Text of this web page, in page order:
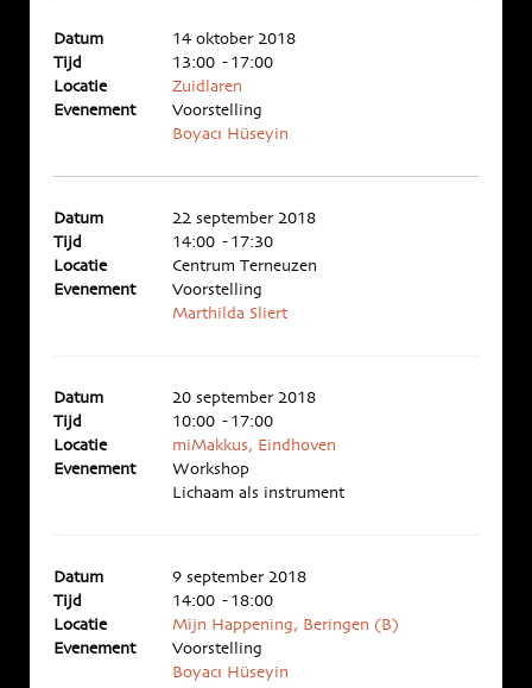
Datum
14 oktober 2018
Tijd
13:00 - 17:00
Locatie
Zuidlaren
Evenement
Voorstelling
Boyacı Hüseyin
Datum
22 september 2018
Tijd
14:00 - 17:30
Locatie
Centrum Terneuzen
Evenement
Voorstelling
Marthilda Sliert
Datum
20 september 2018
Tijd
10:00 - 17:00
Locatie
miMakkus, Eindhoven
Evenement
Workshop
Lichaam als instrument
Datum
9 september 2018
Tijd
14:00 - 18:00
Locatie
Mijn Happening, Beringen (B)
Evenement
Voorstelling
Boyacı Hüseyin